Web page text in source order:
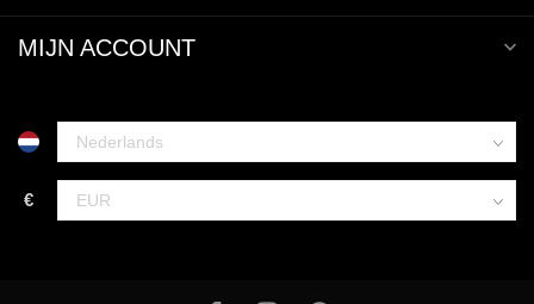
MIJN ACCOUNT
€